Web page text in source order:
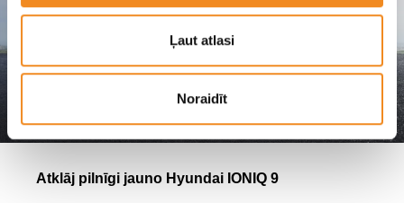
Ļaut atlasi
Noraidīt
Atklāj pilnīgi jauno Hyundai IONIQ 9